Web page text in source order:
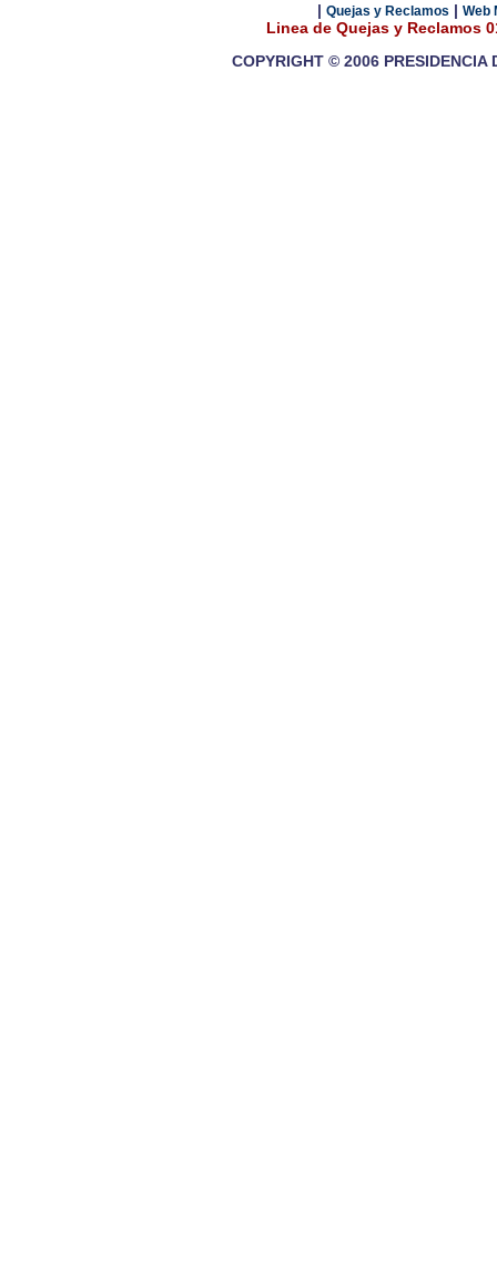
| Quejas y Reclamos | Web
Linea de Quejas y Reclamos
COPYRIGHT © 2006 PRESIDENCIA